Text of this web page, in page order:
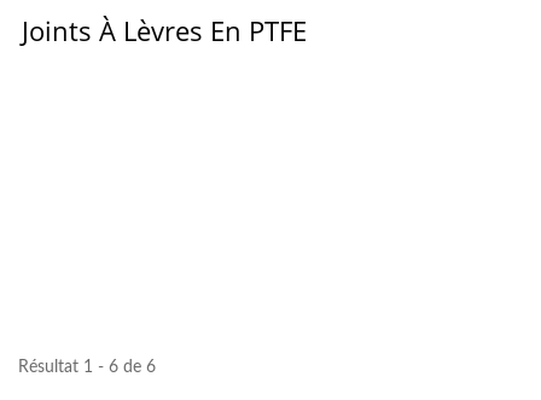
Joints À Lèvres En PTFE
Résultat 1 - 6 de 6